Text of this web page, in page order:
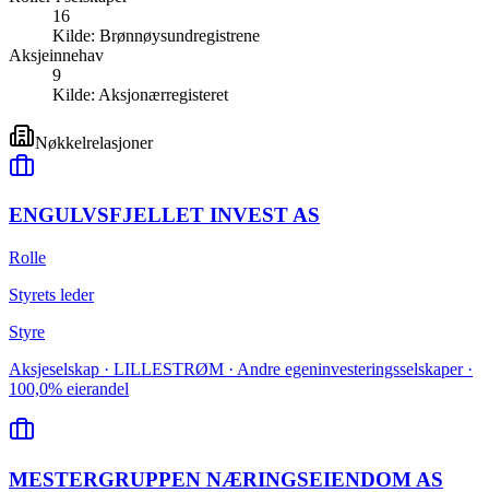
16
Kilde: Brønnøysundregistrene
Aksjeinnehav
9
Kilde: Aksjonærregisteret
Nøkkelrelasjoner
ENGULVSFJELLET INVEST AS
Rolle
Styrets leder
Styre
Aksjeselskap · LILLESTRØM · Andre egeninvesteringsselskaper ·
100,0% eierandel
MESTERGRUPPEN NÆRINGSEIENDOM AS